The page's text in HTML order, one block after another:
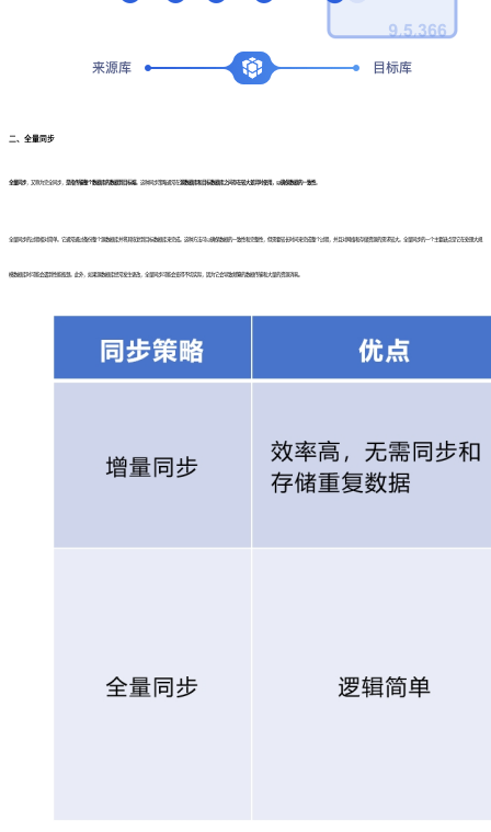
二 全量同步
全量同步 ，又称为完全同步， 是指传输整个数据库的数据到目标端。这种同步策略通常在源数据库和目标数据库之间存在较大差异时使用，以确保数据的一致性
全量同步的过程相对简单。它通常通过备份整个源数据库并将其恢复到目标数据库来完成。这种方法可以确保数据的一致性和完整性，但需要较长时间来完成整个过程，并且对网络和存储资源的需求较大。全量同步的一个主要缺点是它在处理大规
模数据库时可能会遇到性能瓶颈。此外，如果源数据库经常发生更改，全量同步可能会变得不切实际，因为它会导致频繁的数据传输和大量的资源消耗。